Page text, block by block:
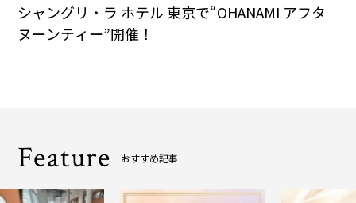
シャングリ・ラ ホテル 東京で“OHANAMI アフタ
ヌーンティー”開催！
Feature おすすめ記事